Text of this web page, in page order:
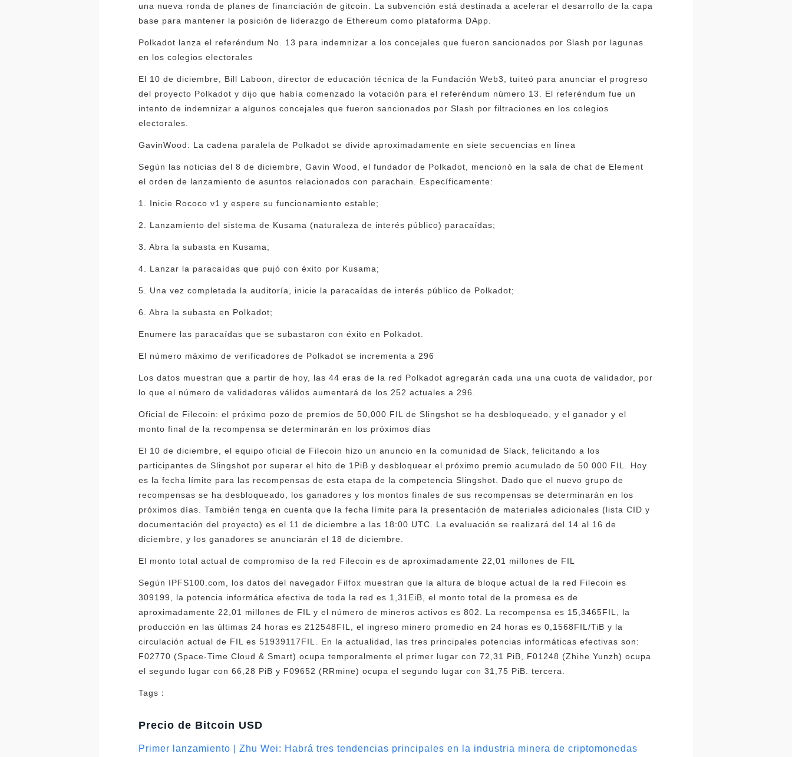
una nueva ronda de planes de financiación de gitcoin. La subvención está destinada a acelerar el desarrollo de la capa
base para mantener la posición de liderazgo de Ethereum como plataforma DApp.
Polkadot lanza el referéndum No. 13 para indemnizar a los concejales que fueron sancionados por Slash por lagunas
en los colegios electorales
El 10 de diciembre, Bill Laboon, director de educación técnica de la Fundación Web3, tuiteó para anunciar el progreso
del proyecto Polkadot y dijo que había comenzado la votación para el referéndum número 13. El referéndum fue un
intento de indemnizar a algunos concejales que fueron sancionados por Slash por filtraciones en los colegios
electorales.
GavinWood: La cadena paralela de Polkadot se divide aproximadamente en siete secuencias en línea
Según las noticias del 8 de diciembre, Gavin Wood, el fundador de Polkadot, mencionó en la sala de chat de Element
el orden de lanzamiento de asuntos relacionados con parachain. Específicamente:
1. Inicie Rococo v1 y espere su funcionamiento estable;
2. Lanzamiento del sistema de Kusama (naturaleza de interés público) paracaídas;
3. Abra la subasta en Kusama;
4. Lanzar la paracaídas que pujó con éxito por Kusama;
5. Una vez completada la auditoría, inicie la paracaídas de interés público de Polkadot;
6. Abra la subasta en Polkadot;
Enumere las paracaídas que se subastaron con éxito en Polkadot.
El número máximo de verificadores de Polkadot se incrementa a 296
Los datos muestran que a partir de hoy, las 44 eras de la red Polkadot agregarán cada una una cuota de validador, por
lo que el número de validadores válidos aumentará de los 252 actuales a 296.
Oficial de Filecoin: el próximo pozo de premios de 50,000 FIL de Slingshot se ha desbloqueado, y el ganador y el
monto final de la recompensa se determinarán en los próximos días
El 10 de diciembre, el equipo oficial de Filecoin hizo un anuncio en la comunidad de Slack, felicitando a los
participantes de Slingshot por superar el hito de 1PiB y desbloquear el próximo premio acumulado de 50 000 FIL. Hoy
es la fecha límite para las recompensas de esta etapa de la competencia Slingshot. Dado que el nuevo grupo de
recompensas se ha desbloqueado, los ganadores y los montos finales de sus recompensas se determinarán en los
próximos días. También tenga en cuenta que la fecha límite para la presentación de materiales adicionales (lista CID y
documentación del proyecto) es el 11 de diciembre a las 18:00 UTC. La evaluación se realizará del 14 al 16 de
diciembre, y los ganadores se anunciarán el 18 de diciembre.
El monto total actual de compromiso de la red Filecoin es de aproximadamente 22,01 millones de FIL
Según IPFS100.com, los datos del navegador Filfox muestran que la altura de bloque actual de la red Filecoin es
309199, la potencia informática efectiva de toda la red es 1,31EiB, el monto total de la promesa es de
aproximadamente 22,01 millones de FIL y el número de mineros activos es 802. La recompensa es 15,3465FIL, la
producción en las últimas 24 horas es 212548FIL, el ingreso minero promedio en 24 horas es 0,1568FIL/TiB y la
circulación actual de FIL es 51939117FIL. En la actualidad, las tres principales potencias informáticas efectivas son:
F02770 (Space-Time Cloud & Smart) ocupa temporalmente el primer lugar con 72,31 PiB, F01248 (Zhihe Yunzh) ocupa
el segundo lugar con 66,28 PiB y F09652 (RRmine) ocupa el segundo lugar con 31,75 PiB. tercera.
Tags：
Precio de Bitcoin USD
Primer lanzamiento | Zhu Wei: Habrá tres tendencias principales en la industria minera de criptomonedas